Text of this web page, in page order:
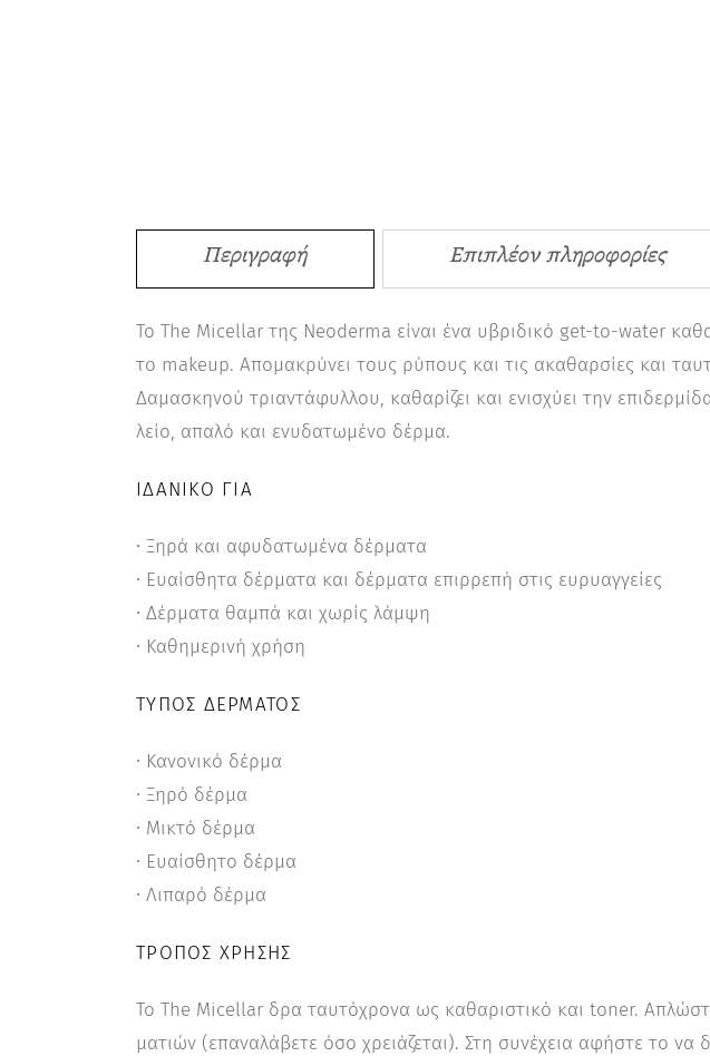
Περιγραφή Επιπλέον πληροφορίες
Το The Micellar της Neoderma είναι ένα υβριδικό get-to-water
το makeup. Απομακρύνει τους ρύπους και τις ακαθαρσίες και
Δαμασκηνού τριαντάφυλλου, καθαρίζει και ενισχύει την
λείο, απαλό και ενυδατωμένο δέρμα.
ΙΔΑΝΙΚΌ ΓΙΑ
∙ Ξηρά και αφυδατωμένα δέρματα
∙ Ευαίσθητα δέρματα και δέρματα επιρρεπή στις ευρυαγγείες
∙ Δέρματα θαμπά και χωρίς λάμψη
∙ Καθημερινή χρήση
ΤΎΠΟΣ ΔΈΡΜΑΤΟΣ
∙ Κανονικό δέρμα
∙ Ξηρό δέρμα
∙ Μικτό δέρμα
∙ Ευαίσθητο δέρμα
∙ Λιπαρό δέρμα
ΤΡΌΠΟΣ ΧΡΉΣΗΣ
Το The Micellar δρα ταυτόχρονα ως καθαριστικό και toner.
ματιών (επαναλάβετε όσο χρειάζεται). Στη συνέχεια αφήστε το